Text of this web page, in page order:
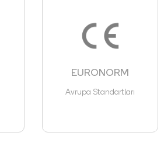
EURONORM
Avrupa Standartları